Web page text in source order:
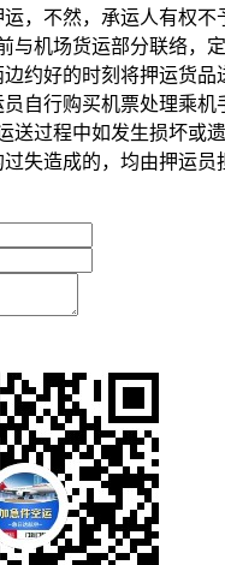
，不然，承运人有权不
与机场货运部分联络，
约好的时刻将押运货品
自行购买机票处理乘机
送过程中如发生损坏或
失造成的，均由押运员